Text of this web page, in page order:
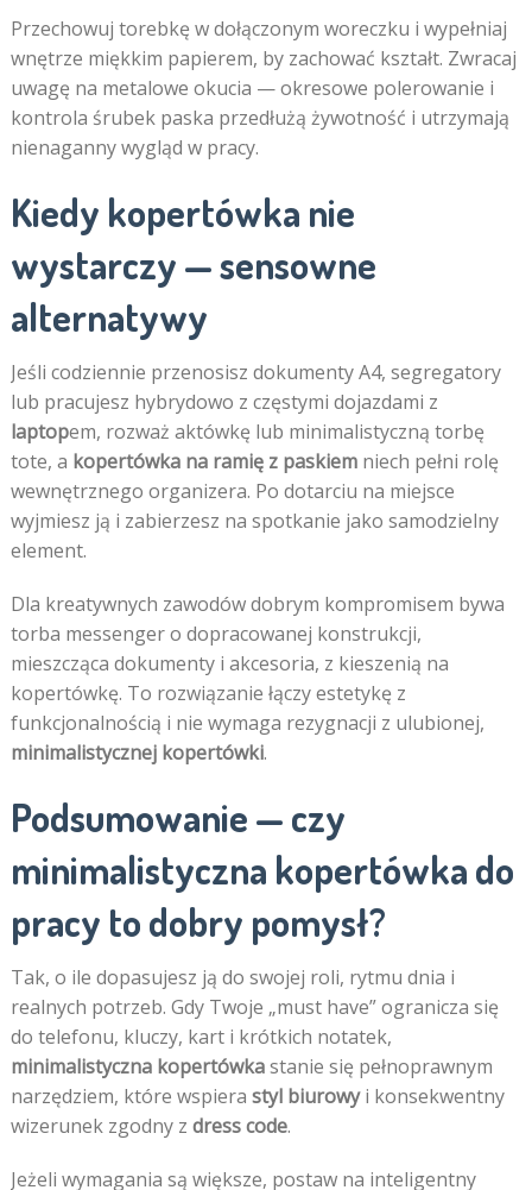
Przechowuj torebkę w dołączonym woreczku i wypełniaj
wnętrze miękkim papierem, by zachować kształt. Zwracaj
uwagę na metalowe okucia — okresowe polerowanie i
kontrola śrubek paska przedłużą żywotność i utrzymają
nienaganny wygląd w pracy.
Kiedy kopertówka nie
wystarczy — sensowne
alternatywy
Jeśli codziennie przenosisz dokumenty A4, segregatory
lub pracujesz hybrydowo z częstymi dojazdami z
laptopem, rozważ aktówkę lub minimalistyczną torbę
tote, a kopertówka na ramię z paskiemniech pełni rolę
wewnętrznego organizera. Po dotarciu na miejsce
wyjmiesz ją i zabierzesz na spotkanie jako samodzielny
element.
Dla kreatywnych zawodów dobrym kompromisem bywa
torba messenger o dopracowanej konstrukcji,
mieszcząca dokumenty i akcesoria, z kieszenią na
kopertówkę. To rozwiązanie łączy estetykę z
funkcjonalnością i nie wymaga rezygnacji z ulubionej,
minimalistycznej kopertówki.
Podsumowanie — czy
minimalistyczna kopertówka do
pracy to dobry pomysł?
Tak, o ile dopasujesz ją do swojej roli, rytmu dnia i
realnych potrzeb. Gdy Twoje „must have” ogranicza się
do telefonu, kluczy, kart i krótkich notatek,
minimalistyczna kopertówkastanie się pełnoprawnym
narzędziem, które wspiera styl biurowyi konsekwentny
wizerunek zgodny z dress code.
Jeżeli wymagania są większe, postaw na inteligentny